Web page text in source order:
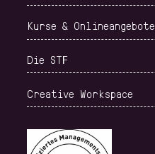
Kurse & Onlineangebote
Die STF
Creative Workspace